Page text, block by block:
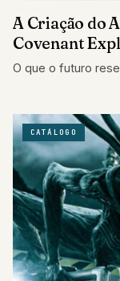
A Criação do
Covenant
O que o futuro
CATÁLOGO